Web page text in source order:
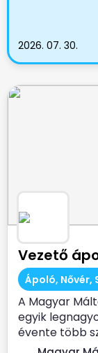
2026. 07. 30.
Vezető
Ápoló, Nővér,
A Magyar
egyik
évente több